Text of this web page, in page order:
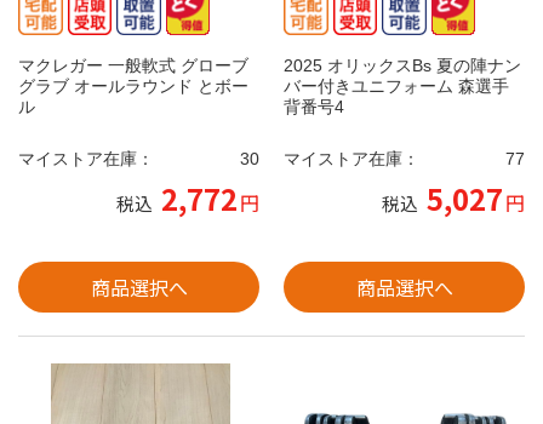
マクレガー 一般軟式 グローブ
グラブ オールラウンド とボー
ル
マイストア在庫： 30
税込 2,772円
商品選択へ
2025 オリックスBs 夏の陣ナン
バー付きユニフォーム 森選手
背番号4
マイストア在庫： 77
税込 5,027円
商品選択へ